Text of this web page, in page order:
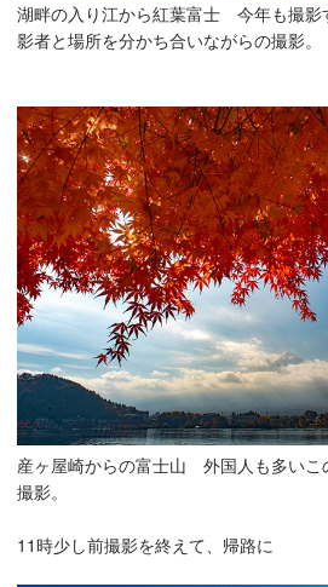
湖畔の入り江から紅葉富士 今年も撮影
影者と場所を分かち合いながらの撮影。
産ヶ屋崎からの富士山 外国人も多いこ
撮影。
11時少し前撮影を終えて、帰路に